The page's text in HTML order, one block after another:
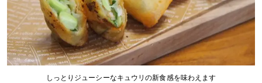
しっとりジューシーなキュウリの新食感を味わえます